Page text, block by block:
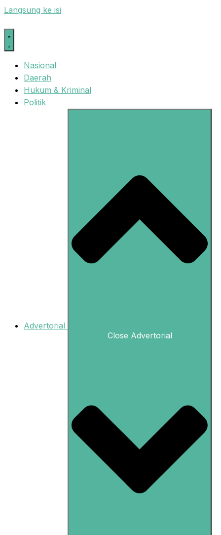
Langsung ke isi
Nasional
Daerah
Hukum & Kriminal
Politik
Advertorial
Close Advertorial